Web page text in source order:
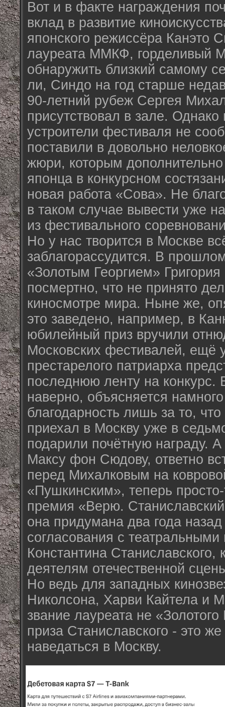
Вот и в факте награждения
вклад в развитие
японского режиссёра Канэто
лауреата ММКФ, горделивый
обнаружить близкий самому
ли, Синдо на год старше
90-летний рубеж Сергея
присутствовал в зале. Однако
устроители фестиваля не
поставили в довольно
жюри, которым дополнительно
японца в конкурсном
новая работа «Сова». Не
в таком случае вывести уже
из фестивального
Но у нас творится в Москве
заблагорассудится. В
«Золотым Георгием»
посмертно, что не принято
киносмотре мира. Ныне же,
это заведено, например, в
юбилейный приз вручили
Московских фестивалей, ещё
престарелого патриарха
последнюю ленту на конкурс.
наверно, объясняется
благодарность лишь за то,
приехал в Москву уже в
подарили почётную награду.
Максу фон Сюдову, ответно
перед Михалковым на
«Пушкинским», теперь просто-
премия «Верю.
она придумана два года назад
согласования с
Константина Станиславского,
деятелям отечественной
Но ведь для западных
Николсона, Харви Кайтела и
звание лауреата не «Золотого
приза Станиславского - это
наведаться в Москву.